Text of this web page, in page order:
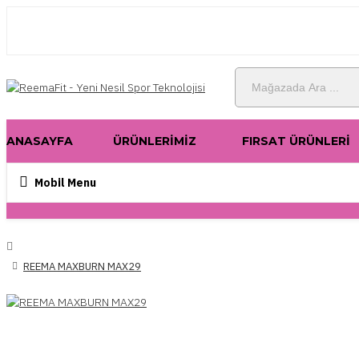
ANASAYFA ÜRÜNLERIMIZ FIRSAT ÜRÜNLERI
Mobil Menu
REEMA MAXBURN MAX29